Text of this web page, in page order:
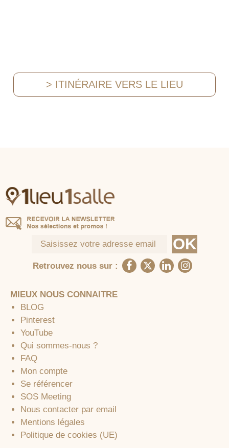
> ITINÉRAIRE VERS LE LIEU
Retrouvez nous sur :
MIEUX NOUS CONNAITRE
BLOG
Pinterest
YouTube
Qui sommes-nous ?
FAQ
Mon compte
Se référencer
SOS Meeting
Nous contacter par email
Mentions légales
Politique de cookies (UE)